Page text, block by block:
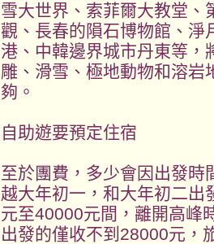
雪大世界、索菲爾大教堂、
觀、長春的隕石博物館、淨
港、中韓邊界城市丹東等，
雕、滑雪、極地動物和溶岩
夠。
自助遊要預定住宿
至於團費，多少會因出發時
越大年初一，和大年初二
元至40000元間，離開高峰
出發的僅收不到28000元，